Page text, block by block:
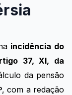
incidência do
37, XI, da
da pensão
, com a redação